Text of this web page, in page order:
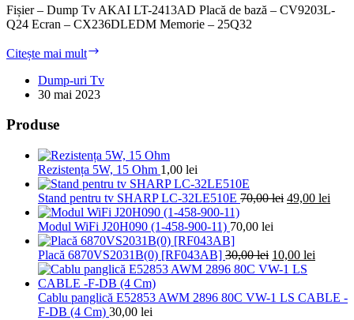
Fișier – Dump Tv AKAI LT-2413AD Placă de bază – CV9203L-
Q24 Ecran – CX236DLEDM Memorie – 25Q32
Citește mai mult
AKAI
LT-
Dump-uri Tv
30 mai 2023
Produse
Rezistența 5W, 15 Ohm 1,00 lei
Stand pentru tv SHARP LC-32LE510E 70,00lei Prețul
70,00 lei.
49,00 lei
Modul WiFi J20H090 (1-458-900-11) 70,00 lei
Placă 6870VS2031B(0) [RF043AB] 30,00lei Prețul
inițial
fost:
10,00 lei
10,00
Cablu panglică E52853 AWM 2896 80C VW-1 LS CABLE -
F-DB (4 Cm) 30,00 lei